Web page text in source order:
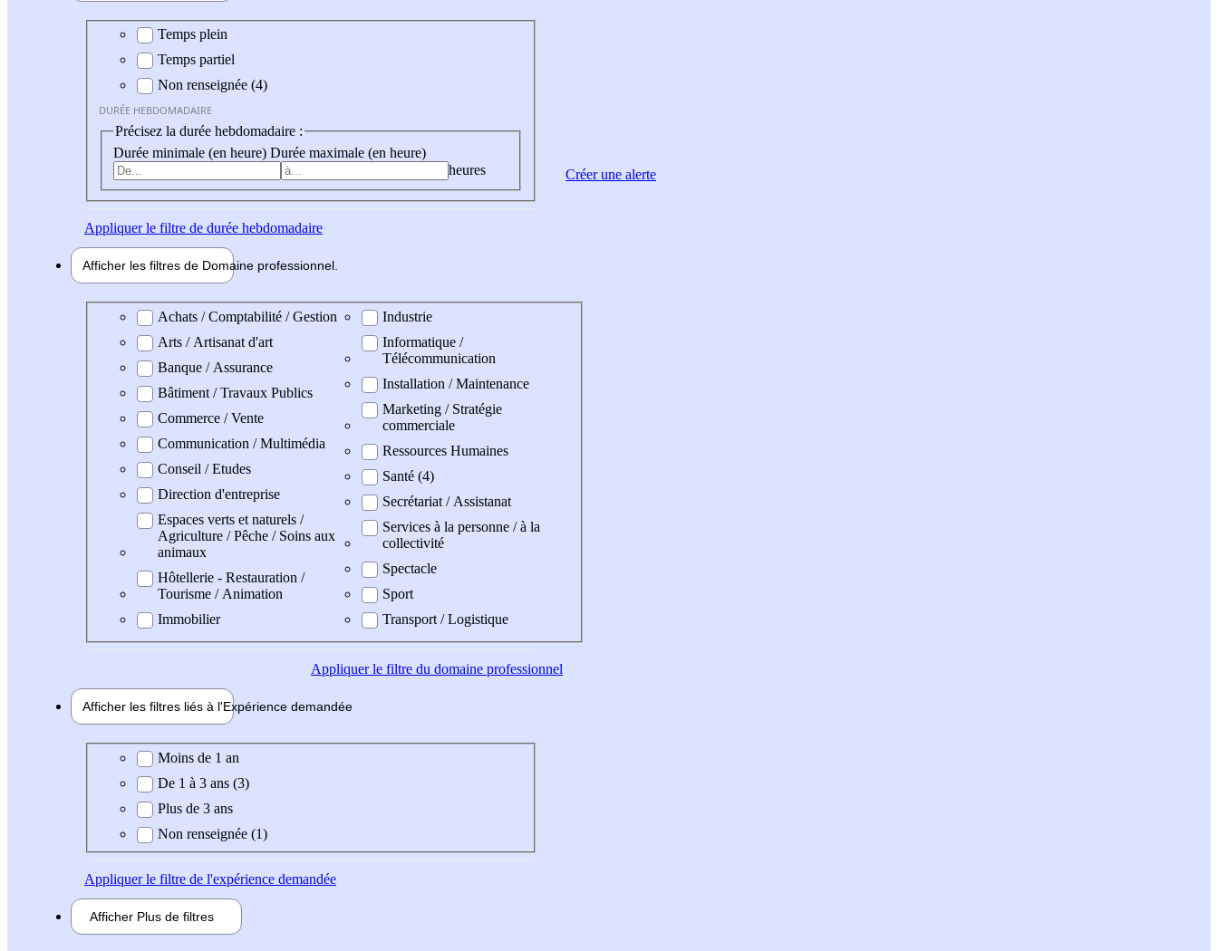
Durée hebdomadaire
Temps plein
Temps partiel
Non renseignée (4)
DURÉE HEBDOMADAIRE
Précisez la durée hebdomadaire :
Durée minimale (en heure) Durée maximale (en heure)
heures
Appliquerle filtre de durée hebdomadaire
Afficher les filtres de Domaine professionnel
Domaine professionel
Achats / Comptabilité / Gestion
Arts / Artisanat d'art
Banque / Assurance
Bâtiment / Travaux Publics
Commerce / Vente
Communication / Multimédia
Conseil / Etudes
Direction d'entreprise
Espaces verts et naturels /
Agriculture / Pêche / Soins aux
animaux
Hôtellerie - Restauration /
Tourisme / Animation
Immobilier
Industrie
Informatique /
Télécommunication
Installation / Maintenance
Marketing / Stratégie
commerciale
Ressources Humaines
Santé (4)
Secrétariat / Assistanat
Services à la personne / à la
collectivité
Spectacle
Sport
Transport / Logistique
Appliquerle filtre du domaine professionnel
Afficher les filtres liés à l'Expérience demandée
Expérience demandée
Moins de 1 an
De 1 à 3 ans (3)
Plus de 3 ans
Non renseignée (1)
Appliquerle filtre de l'expérience demandée
Afficher Plus de filtres
Créer une alerte